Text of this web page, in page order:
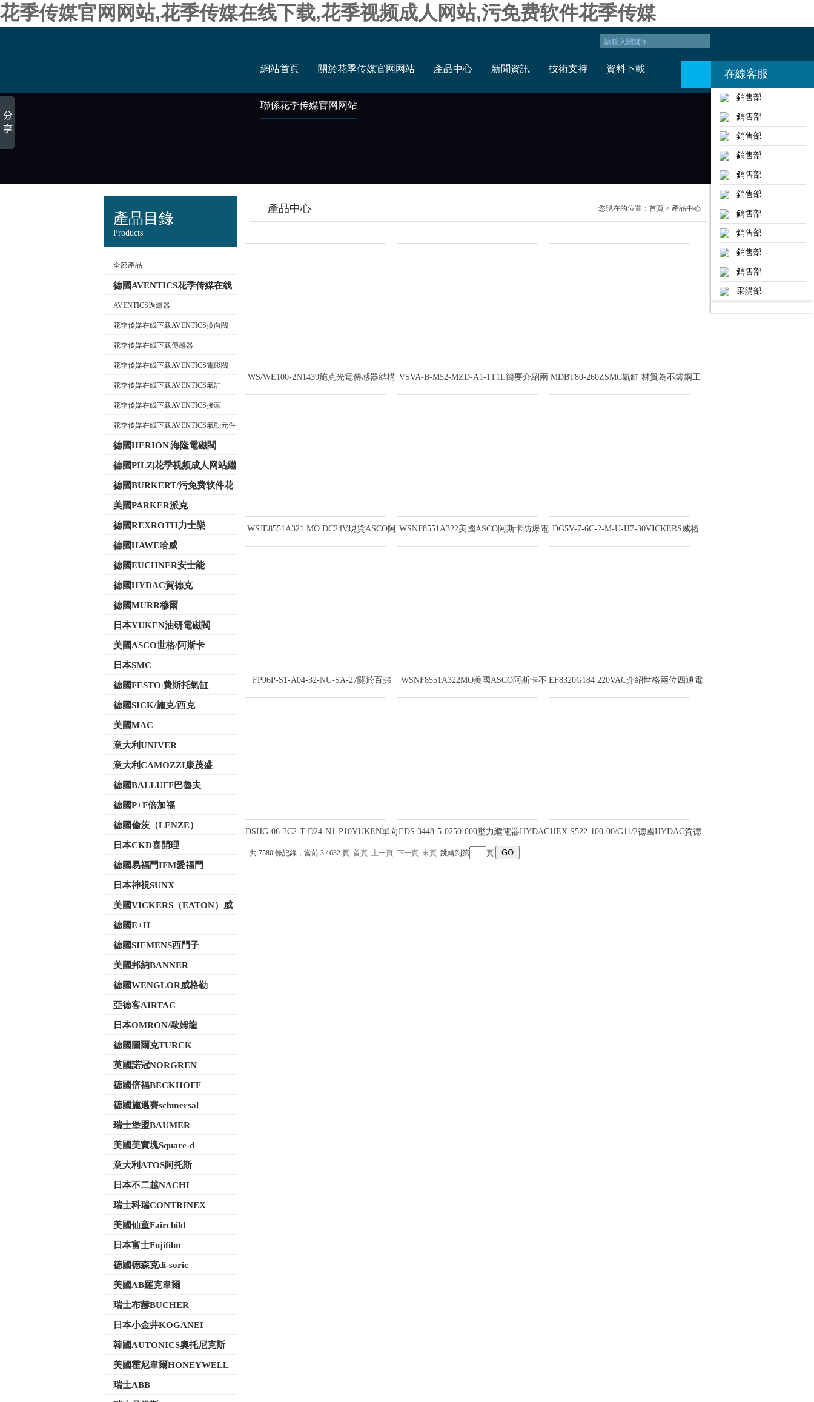
花季传媒官网网站,花季传媒在线下载,花季视频成人网站,污免费软件花季传媒
網站首頁 關於花季传媒官网网站 產品中心 新聞資訊 技術支持 資料下載
聯係花季传媒官网网站
產品目錄
Products
全部產品
德國AVENTICS花季传媒在线
下载
AVENTICS過濾器
花季传媒在线下载AVENTICS換向閥
花季传媒在线下载傳感器
花季传媒在线下载AVENTICS電磁閥
花季传媒在线下载AVENTICS氣缸
花季传媒在线下载AVENTICS接頭
花季传媒在线下载AVENTICS氣動元件
德國HERION|海隆電磁閥
德國PILZ|花季视频成人网站繼
電器
德國BURKERT/污免费软件花
季传媒電磁閥
美國PARKER派克
德國REXROTH力士樂
德國HAWE哈威
德國EUCHNER安士能
德國HYDAC賀德克
德國MURR穆爾
日本YUKEN油研電磁閥
美國ASCO世格/阿斯卡
日本SMC
德國FESTO|費斯托氣缸
德國SICK/施克/西克
美國MAC
意大利UNIVER
意大利CAMOZZI康茂盛
德國BALLUFF巴魯夫
德國P+F倍加福
德國倫茨（LENZE）
日本CKD喜開理
德國易福門IFM愛福門
日本神視SUNX
美國VICKERS（EATON）威
格士
德國E+H
德國SIEMENS西門子
美國邦納BANNER
德國WENGLOR威格勒
亞德客AIRTAC
日本OMRON/歐姆龍
德國圖爾克TURCK
英國諾冠NORGREN
德國倍福BECKHOFF
德國施邁賽schmersal
瑞士堡盟BAUMER
美國美實塊Square-d
意大利ATOS阿托斯
日本不二越NACHI
瑞士科瑞CONTRINEX
美國仙童Fairchild
日本富士Fujifilm
德國德森克di-soric
美國AB羅克韋爾
瑞士布赫BUCHER
日本小金井KOGANEI
韓國AUTONICS奧托尼克斯
美國霍尼韋爾HONEYWELL
瑞士ABB
產品中心 您現在的位置： 首頁 > 產品中心
WS/WE100-2N1439施克光電傳感器結構 VSVA-B-M52-MZD-A1-1T1L簡要介紹兩 MDBT80-260ZSMC氣缸 材質為不鏽鋼工
WSJE8551A321 MO DC24V現貨ASCO阿 WSNF8551A322美國ASCO阿斯卡防爆電 DG5V-7-6C-2-M-U-H7-30VICKERS威格
FP06P-S1-A04-32-NU-SA-27關於百弗
WSNF8551A322MO美國ASCO阿斯卡不 EF8320G184 220VAC介紹世格兩位四通電
DSHG-06-3C2-T-D24-N1-P10YUKEN單向EDS 3448-5-0250-000壓力繼電器HYDAC
賀德克選購條件
HEX S522-100-00/G11/2德國HYDAC賀德
共 7580 條記錄，當前 3 / 632 頁 首頁 上一頁 下一頁 末頁 跳轉到第 頁
在線客服
銷售部
銷售部
銷售部
銷售部
銷售部
銷售部
銷售部
銷售部
銷售部
銷售部
采購部